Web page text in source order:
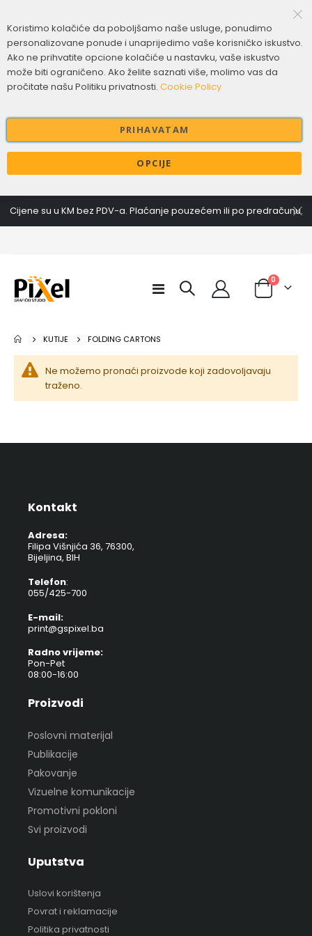
Koristimo kolačiće da poboljšamo naše usluge, ponudimo
personalizovane ponude i unaprijedimo vaše korisničko iskustvo.
Ako ne prihvatite opcione kolačiće u nastavku, vaše iskustvo
može biti ograničeno. Ako želite saznati više, molimo vas da
pročitate našu Politiku privatnosti. Cookie Policy
PRIHAVATAM
OPCIJE
Cijene su u KM bez PDV-a. Plaćanje pouzećem ili po predračunu.
Toggle
Cart
0items
KUTIJE FOLDING CARTONS
Ne možemo pronaći proizvode koji zadovoljavaju
traženo.
Kontakt
Adresa:
Filipa Višnjića 36, 76300,
Bijeljina, BIH
Telefon:
055/425-700
E-mail:
print@gspixel.ba
Radno vrijeme:
Pon-Pet
08:00-16:00
Proizvodi
Poslovni materijal
Publikacije
Pakovanje
Vizuelne komunikacije
Promotivni pokloni
Svi proizvodi
Uputstva
Uslovi korištenja
Povrat i reklamacije
Politika privatnosti